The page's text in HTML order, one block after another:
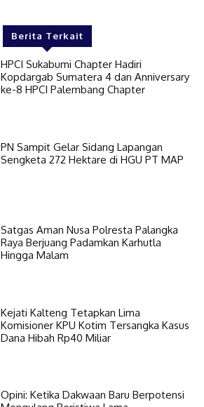
Berita Terkait
HPCI Sukabumi Chapter Hadiri
Kopdargab Sumatera 4 dan Anniversary
ke-8 HPCI Palembang Chapter
PN Sampit Gelar Sidang Lapangan
Sengketa 272 Hektare di HGU PT MAP
Satgas Aman Nusa Polresta Palangka
Raya Berjuang Padamkan Karhutla
Hingga Malam
Kejati Kalteng Tetapkan Lima
Komisioner KPU Kotim Tersangka Kasus
Dana Hibah Rp40 Miliar
Opini: Ketika Dakwaan Baru Berpotensi